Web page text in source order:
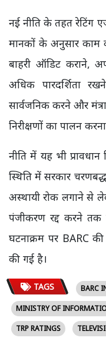
नई नीति के तहत रेटिंग
मानकों के अनुसार काम
बाहरी ऑडिट कराने,
अधिक पारदर्शिता
सार्वजनिक करने और
निरीक्षणों का पालन करना
नीति में यह भी
स्थिति में सरकार
अस्थायी रोक लगाने से
पंजीकरण रद्द करने तक
घटनाक्रम पर BARC
की गई है।
TAGS
BARC
MINISTRY OF
TRP RATINGS